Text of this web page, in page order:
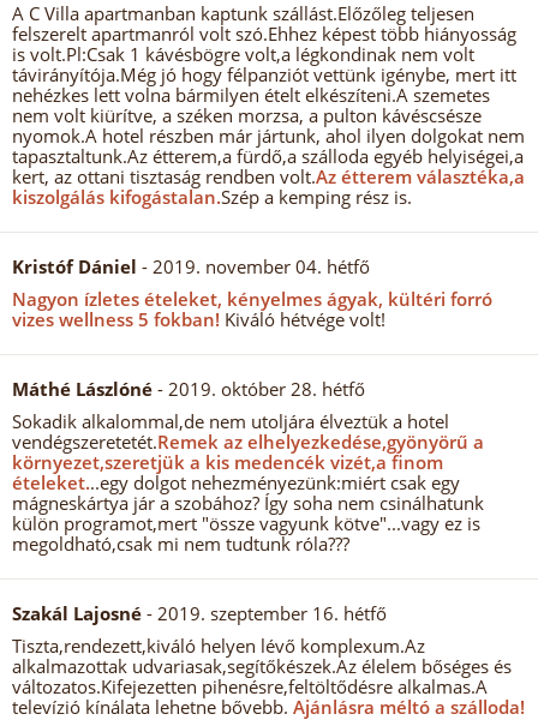
A C Villa apartmanban kaptunk szállást.Előzőleg teljesen
felszerelt apartmanról volt szó.Ehhez képest több hiányosság
is volt.Pl:Csak 1 kávésbögre volt,a légkondinak nem volt
távirányítója.Még jó hogy félpanziót vettünk igénybe, mert itt
nehézkes lett volna bármilyen ételt elkészíteni.A szemetes
nem volt kiürítve, a széken morzsa, a pulton kávéscsésze
nyomok.A hotel részben már jártunk, ahol ilyen dolgokat nem
tapasztaltunk.Az étterem,a fürdő,a szálloda egyéb helyiségei,a
kert, az ottani tisztaság rendben volt.Az étterem választéka,a
kiszolgálás kifogástalan.Szép a kemping rész is.
Kristóf Dániel - 2019. november 04. hétfő
Nagyon ízletes ételeket, kényelmes ágyak, kültéri forró
vizes wellness 5 fokban! Kiváló hétvége volt!
Máthé Lászlóné - 2019. október 28. hétfő
Sokadik alkalommal,de nem utoljára élveztük a hotel
vendégszeretetét.Remek az elhelyezkedése,gyönyörű a
környezet,szeretjük a kis medencék vizét,a finom
ételeket...egy dolgot nehezményezünk:miért csak egy
mágneskártya jár a szobához? Így soha nem csinálhatunk
külön programot,mert "össze vagyunk kötve"...vagy ez is
megoldható,csak mi nem tudtunk róla???
Szakál Lajosné - 2019. szeptember 16. hétfő
Tiszta,rendezett,kiváló helyen lévő komplexum.Az
alkalmazottak udvariasak,segítőkészek.Az élelem bőséges és
változatos.Kifejezetten pihenésre,feltöltődésre alkalmas.A
televízió kínálata lehetne bővebb. Ajánlásra méltó a szálloda!